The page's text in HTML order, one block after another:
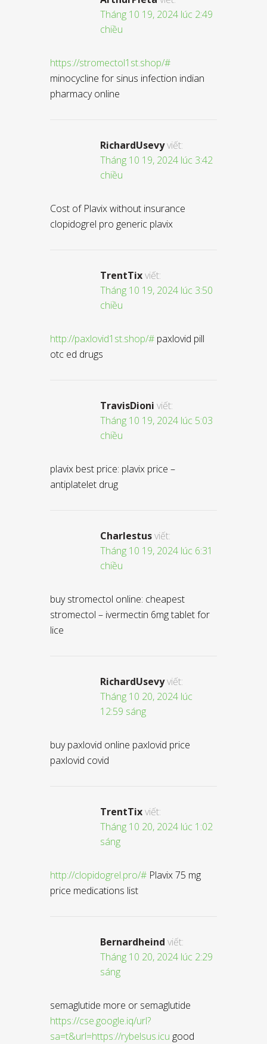
Tháng 10 19, 2024 lúc 2:49
chiều
https://stromectol1st.shop/#
minocycline for sinus infection indian
pharmacy online
RichardUsevyviết:
Tháng 10 19, 2024 lúc 3:42
chiều
Cost of Plavix without insurance
clopidogrel pro generic plavix
TrentTixviết:
Tháng 10 19, 2024 lúc 3:50
chiều
http://paxlovid1st.shop/# paxlovid pill
otc ed drugs
TravisDioni viết:
Tháng 10 19, 2024 lúc 5:03
chiều
plavix best price: plavix price –
antiplatelet drug
Charlestusviết:
Tháng 10 19, 2024 lúc 6:31
chiều
buy stromectol online: cheapest
stromectol – ivermectin 6mg tablet for
lice
RichardUsevyviết:
Tháng 10 20, 2024 lúc
12:59 sáng
buy paxlovid online paxlovid price
paxlovid covid
TrentTixviết:
Tháng 10 20, 2024 lúc 1:02
sáng
http://clopidogrel.pro/# Plavix 75 mg
price medications list
Bernardheind viết:
Tháng 10 20, 2024 lúc 2:29
sáng
semaglutide more or semaglutide
https://cse.google.iq/url?
sa=t&url=https://rybelsus.icu good